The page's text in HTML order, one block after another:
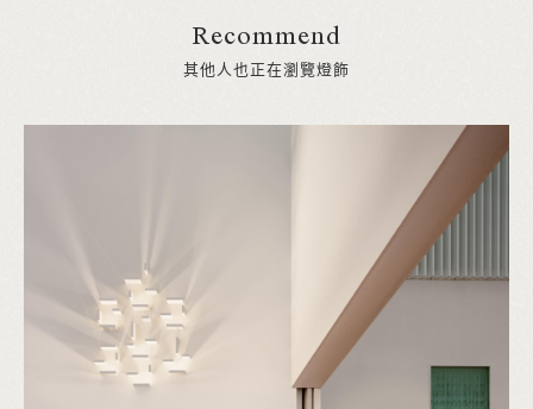
Recommend
其他人也正在瀏覽燈飾